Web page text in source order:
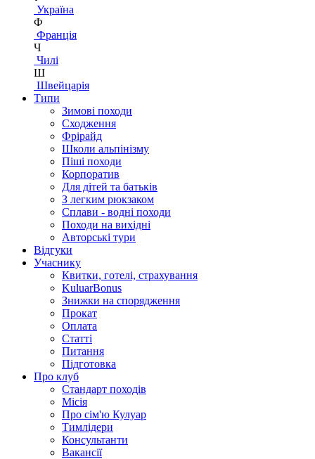
Україна
Ф
Франція
Ч
Чилі
Ш
Швейцарія
Типи
Зимові походи
Сходження
Фрірайд
Школи альпінізму
Піші походи
Корпоратив
Для дітей та батьків
З легким рюкзаком
Сплави - водні походи
Походи на вихідні
Авторські тури
Відгуки
Учаснику
Квитки, готелі, страхування
KuluarBonus
Знижки на спорядження
Прокат
Оплата
Статті
Питання
Підготовка
Про клуб
Стандарт походів
Місія
Про сім'ю Кулуар
Тимлідери
Консультанти
Вакансії